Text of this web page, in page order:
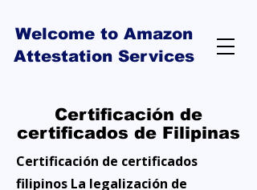
Welcome to Amazon
Attestation Services
Certificación de
certificados de Filipinas
Certificación de certificados
filipinos La legalización de